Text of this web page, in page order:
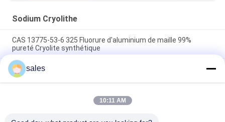
Sodium Cryolithe
CAS 13775-53-6 325 Fluorure d'aluminium de maille 99%
pureté Cryolite synthétique
Plus de catégorie 1000 industrielle de Mesh Sodium Cryolite
CAS 13775-53-6
Poids moléculaire 209,94 Cryolite de sodium Composé
chimique Insoluble dans l'eau Idéal pour les procédés de
sales
10:11 AM